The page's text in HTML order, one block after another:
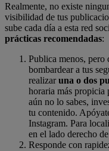
Realmente, no existe
visibilidad de tus
sube cada día a esta red
prácticas recomendadas:
Publica menos, pero
bombardear a tus
realizaruna o dos
horaria más propicia
aún no lo sabes,
tu contenido.
Instagram. Para
en el lado derecho
Responde con